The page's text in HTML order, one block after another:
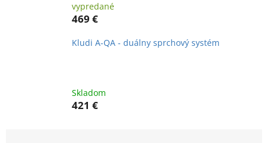
vypredané
469 €
Kludi A-QA - duálny sprchový systém
Skladom
421 €